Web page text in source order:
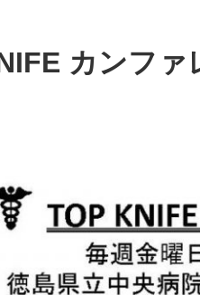
カンフ